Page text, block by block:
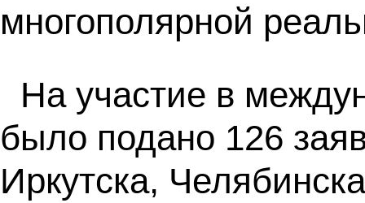
многополярной
На участие в
было подано 126
Иркутска,